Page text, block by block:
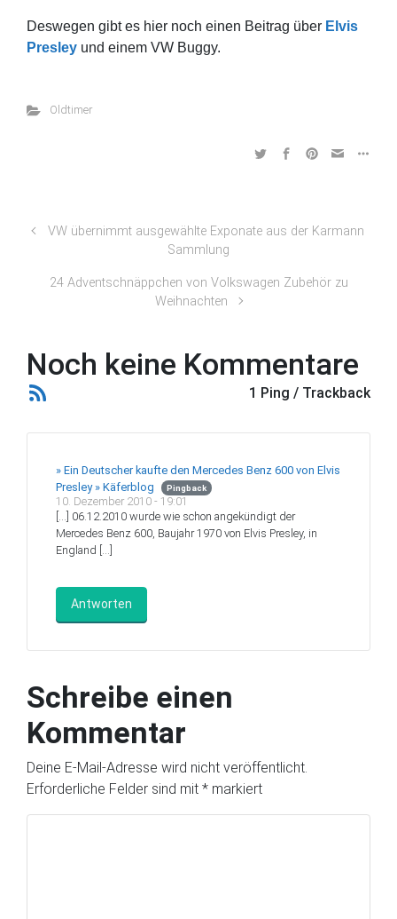
Deswegen gibt es hier noch einen Beitrag über Elvis
Presley und einem VW Buggy.
Oldtimer
VW übernimmt ausgewählte Exponate aus der Karmann
Sammlung
24 Adventschnäppchen von Volkswagen Zubehör zu
Weihnachten
Noch keine Kommentare
1 Ping / Trackback
» Ein Deutscher kaufte den Mercedes Benz 600 von Elvis
Presley » Käferblog
Pingback
10. Dezember 2010 - 19:01
[…] 06.12.2010 wurde wie schon angekündigt der
Mercedes Benz 600, Baujahr 1970 von Elvis Presley, in
England […]
Antworten
Schreibe einen
Kommentar
Deine E-Mail-Adresse wird nicht veröffentlicht.
Erforderliche Felder sind mit * markiert